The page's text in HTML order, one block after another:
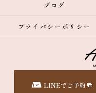
LINEでご予約
ブログ
プライバシーポリシー
© 2026 東京都表参道の眉毛サロ